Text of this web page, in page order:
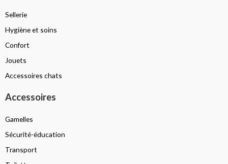
Sellerie
Hygiène et soins
Confort
Jouets
Accessoires chats
Accessoires
Gamelles
Sécurité-éducation
Transport